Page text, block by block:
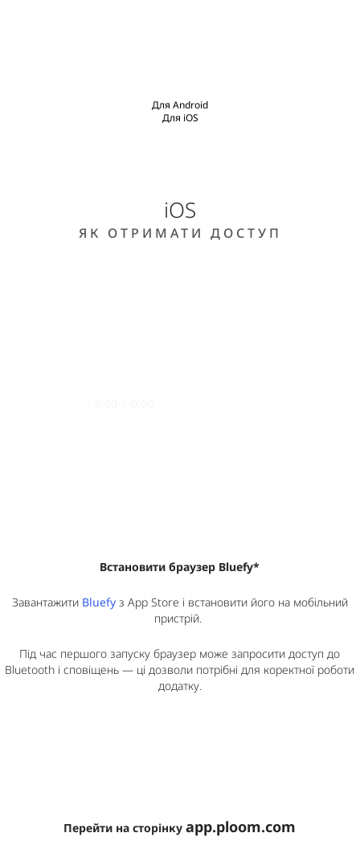
Для Android
Для iOS
iOS
ЯК ОТРИМАТИ ДОСТУП
Встановити браузер Bluefy*
Завантажити Bluefyз App Store і встановити його на мобільний
пристрій.
Під час першого запуску браузер може запросити доступ до
Bluetooth і сповіщень — ці дозволи потрібні для коректної роботи
додатку.
Перейти на сторінкуapp.ploom.com